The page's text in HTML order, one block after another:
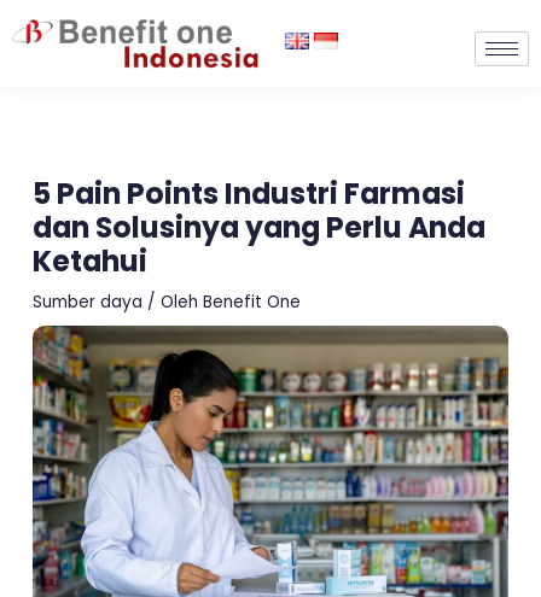
Lewati
ke
5 Pain Points Industri Farmasi
dan Solusinya yang Perlu Anda
Ketahui
Sumber daya / OlehBenefit One